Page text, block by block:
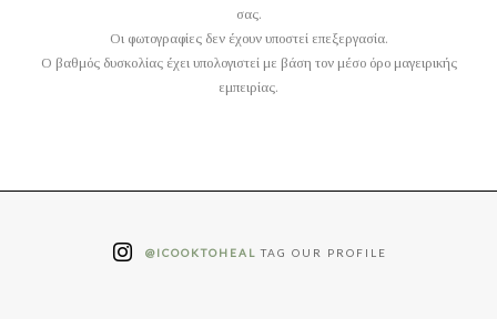
σας.
Οι φωτογραφίες δεν έχουν υποστεί επεξεργασία.
O βαθμός δυσκολίας έχει υπολογιστεί με βάση τον μέσο όρο μαγειρικής
εμπειρίας.
@ICOOKTOHEAL TAG OUR PROFILE